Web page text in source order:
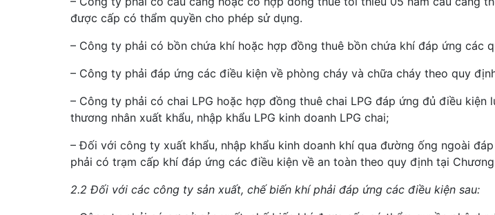
được cấp có thẩm quyền cho phép sử dụng.
– Công ty phải có bồn chứa khí hoặc hợp đồng thuê bồn chứa khí đáp ứng các
– Công ty phải đáp ứng các điều kiện về phòng cháy và chữa cháy theo quy
– Công ty phải có chai LPG hoặc hợp đồng thuê chai LPG đáp ứng đủ điều
thương nhân xuất khẩu, nhập khẩu LPG kinh doanh LPG chai;
– Đối với công ty xuất khẩu, nhập khẩu kinh doanh khí qua đường ống ngoài
phải có trạm cấp khí đáp ứng các điều kiện về an toàn theo quy định tại
2.2 Đối với các công ty sản xuất, chế biến khí phải đáp ứng các điều kiện sau: